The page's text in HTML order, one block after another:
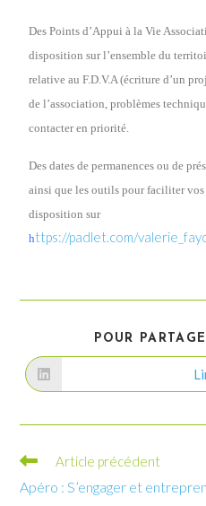
Des Points d’Appui à la Vie
disposition sur l’ensemble du
relative au F.D.V.A (écriture d’un
de l’association, problèmes
contacter en priorité.
Des dates de permanences ou de
ainsi que les outils pour faciliter vos
disposition sur
https://padlet.com/
POUR
Article précédent
Apéro : S’engager et